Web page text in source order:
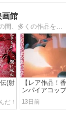
画館
(射
【レア作品！
ンパイアコッ
猛鬼學堂/THE
COP
13日前